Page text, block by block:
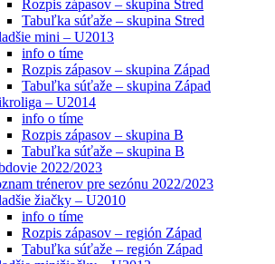
Rozpis zápasov – skupina Stred
Tabuľka súťaže – skupina Stred
mini – U2013
info o tíme
Rozpis zápasov – skupina Západ
Tabuľka súťaže – skupina Západ
– U2014
info o tíme
Rozpis zápasov – skupina B
Tabuľka súťaže – skupina B
2022/2023
trénerov pre sezónu 2022/2023
žiačky – U2010
info o tíme
Rozpis zápasov – región Západ
Tabuľka súťaže – región Západ